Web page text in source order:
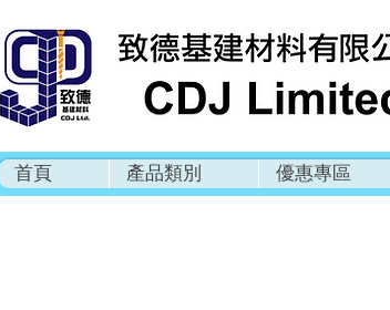
首頁 產品類別 優惠專區